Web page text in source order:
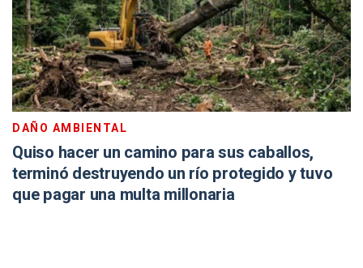
DAÑO AMBIENTAL
Quiso hacer un camino para sus caballos,
terminó destruyendo un río protegido y tuvo
que pagar una multa millonaria